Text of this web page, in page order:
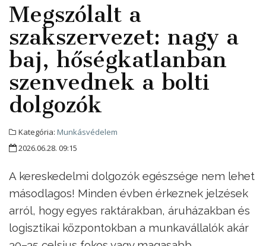
Megszólalt a
szakszervezet: nagy a
baj, hőségkatlanban
szenvednek a bolti
dolgozók
Kategória: Munkásvédelem
2026.06.28. 09:15
A kereskedelmi dolgozók egészsége nem lehet
másodlagos! Minden évben érkeznek jelzések
arról, hogy egyes raktárakban, áruházakban és
logisztikai központokban a munkavállalók akár